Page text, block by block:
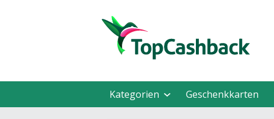
Kategorien Geschenkkarten